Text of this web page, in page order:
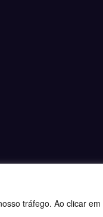
tráfego. Ao clicar em